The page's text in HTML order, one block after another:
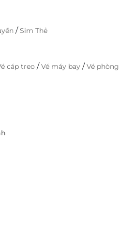
/Sim Thẻ
cáp treo /Vé máy bay /Vé phòng